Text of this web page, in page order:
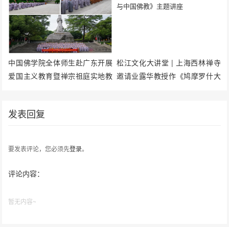
中国佛学院全体师生赴广东开展
爱国主义教育暨禅宗祖庭实地教
松江文化大讲堂 | 上海西林禅寺
邀请业露华教授作《鸠摩罗什大
发表回复
要发表评论，您必须先登录。
评论内容：
暂无内容~